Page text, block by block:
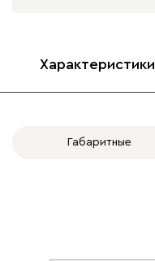
Характеристики
Габаритные